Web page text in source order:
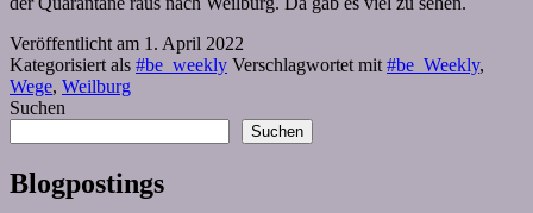
Veröffentlicht am 1. April 2022
Kategorisiert als #be_weekly Verschlagwortet mit #be_Weekly,
Wege, Weilburg
Suchen
Suchen
Blogpostings